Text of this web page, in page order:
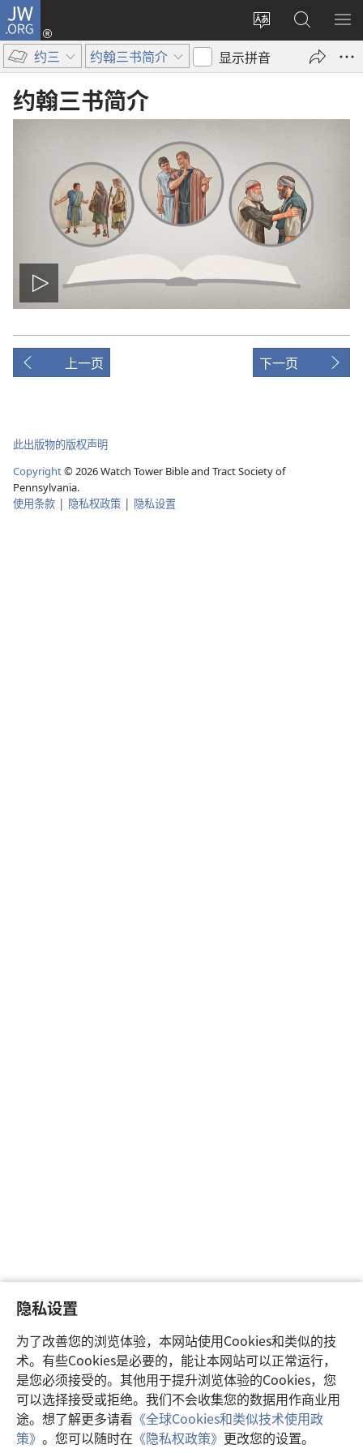
隐私设置
为了改善您的浏览体验，本网站使用Cookies和类似的技
术。有些Cookies是必要的，能让本网站可以正常运行，
是您必须接受的。其他用于提升浏览体验的Cookies，您
可以选择接受或拒绝。我们不会收集您的数据用作商业用
途。想了解更多请看 《全球Cookies和类似技术使用政
策》 。您可以随时在 《隐私权政策》 更改您的设置。
JW.ORG
更
改
网
登
录
（打
开
搜
索
JW.ORG
显
菜
约三 约翰三书简介 显示拼音
约翰三书简介
播
放
影
上一页 下一页
此出版物的版权声明
Copyright© 2026 Watch Tower Bible and Tract Society of
Pennsylvania.
使用条款 | 隐私权政策 | 隐私设置